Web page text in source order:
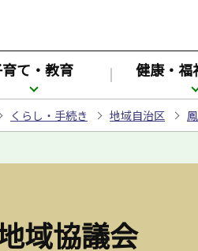
て・教育 健康・福
くらし・手続き 地域自治区
域協議会